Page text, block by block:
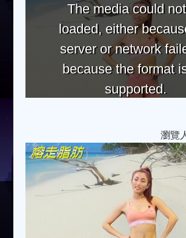
The media could
loaded, either
server or network
because the format
supported.
瀏覽